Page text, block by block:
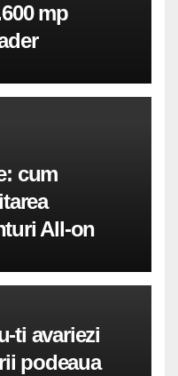
mp
cum
All-on
ti avariezi
podeaua